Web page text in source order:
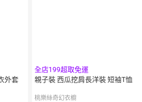
外套
全店199超取免運
親子裝 西瓜挖肩長洋裝 短袖T恤
桃樂絲奇幻衣櫥